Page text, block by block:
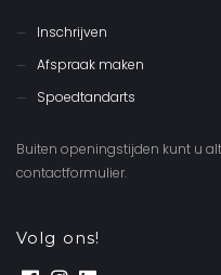
Inschrijven
Afspraak maken
Spoedtandarts
Buiten openingstijden kunt u
contactformulier.
Volg ons!